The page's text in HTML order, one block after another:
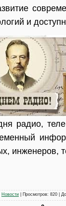
и
радио,
инженеров,
Новости Просмотров: 820 |